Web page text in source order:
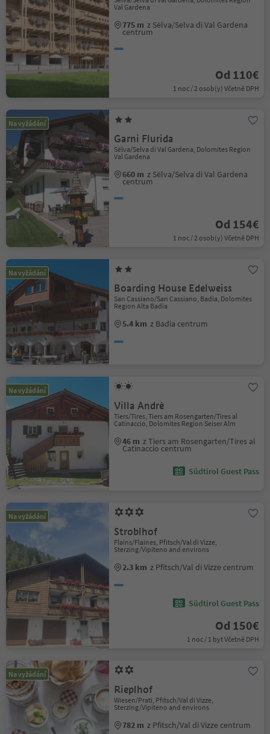
Val Gardena
775 m z Sëlva/Selva di Val Gardena
centrum
Od 110€
1 noc / 2 osob(y) Včetně DPH
Na vyžádání
Garni Flurida
Sëlva/Selva di Val Gardena, Dolomites Region
Val Gardena
660 m z Sëlva/Selva di Val Gardena
centrum
Od 154€
1 noc / 2 osob(y) Včetně DPH
Na vyžádání
Boarding House Edelweiss
San Cassiano/San Cassiano, Badia, Dolomites
Region Alta Badia
5.4 km z Badia centrum
Na vyžádání
Villa Andrè
Tiers/Tires, Tiers am Rosengarten/Tires al
Catinaccio, Dolomites Region Seiser Alm
46 m z Tiers am Rosengarten/Tires al
Catinaccio centrum
Südtirol Guest Pass
Na vyžádání
Stroblhof
Flains/Flaines, Pfitsch/Val di Vizze,
Sterzing/Vipiteno and environs
2.3 km z Pfitsch/Val di Vizze centrum
Südtirol Guest Pass
Od 150€
1 noc / 1 byt Včetně DPH
Na vyžádání
Rieplhof
Wiesen/Prati, Pfitsch/Val di Vizze,
Sterzing/Vipiteno and environs
782 m z Pfitsch/Val di Vizze centrum